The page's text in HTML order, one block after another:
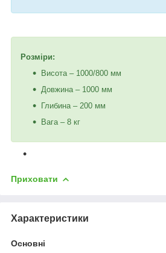
Розміри:
Висота – 1000/800 мм
Довжина – 1000 мм
Глибина – 200 мм
Вага – 8 кг
Приховати
Характеристики
Основні